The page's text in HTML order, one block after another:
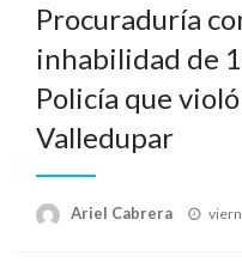
Procuraduría
inhabilidad de
Policía que
Valledupar
Ariel Cabrera